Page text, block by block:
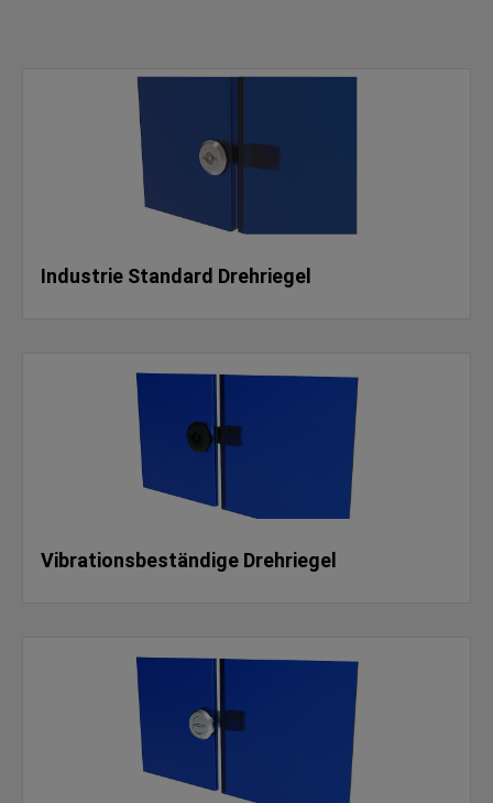
Industrie Standard Drehriegel
Vibrationsbeständige Drehriegel